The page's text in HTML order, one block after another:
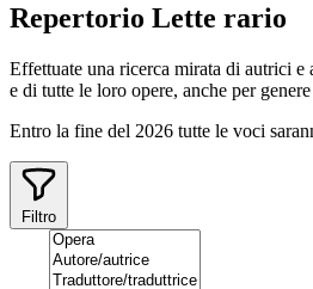
Repertorio Lette rario
Effettuate una ricerca mirata di autrici
e di tutte le loro opere, anche per
Entro la fine del 2026 tutte le voci
Filtro